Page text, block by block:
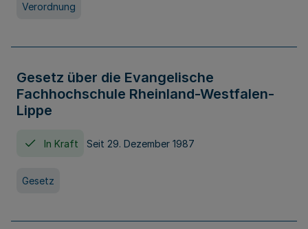
Verordnung
Gesetz über die Evangelische
Fachhochschule Rheinland-Westfalen-
Lippe
In Kraft Seit 29. Dezember 1987
Gesetz